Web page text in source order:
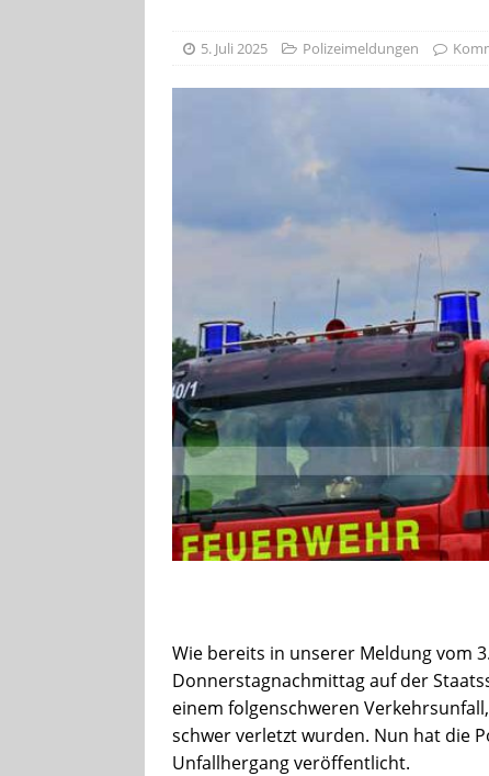
[ 4. August
[ 8. August
5. Juli 2025 Polizeimeldungen
Wie bereits in unserer Meldung vom
Donnerstagnachmittag auf der
einem folgenschweren
schwer verletzt wurden. Nun hat die
Unfallhergang veröffentlicht.